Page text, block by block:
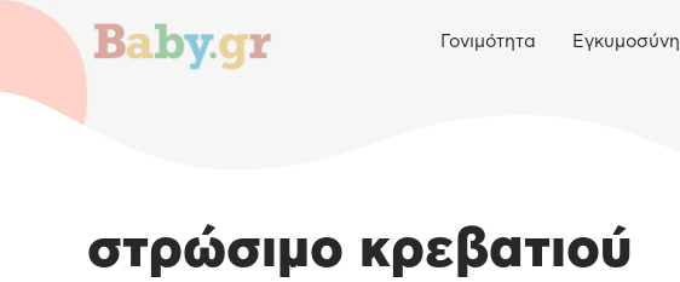
Γονιμότητα Εγκυμοσύνη
στρώσιμο κρεβατιού